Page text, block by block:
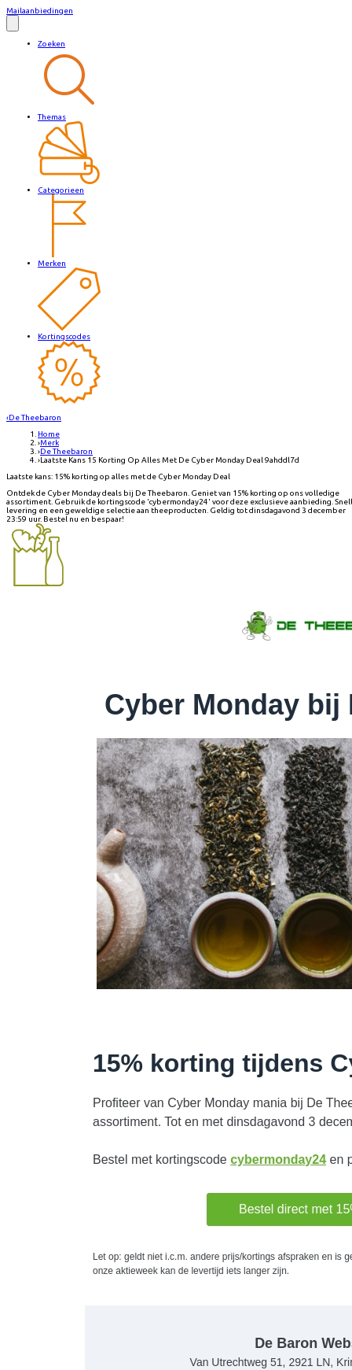
Mailaanbiedingen
Zoeken
Themas
Categorieen
Merken
Kortingscodes
‹De Theebaron
Home
›Merk
›De Theebaron
›Laatste Kans 15 Korting Op Alles Met De Cyber Monday Deal 9ahddl7d
Laatste kans: 15% korting op alles met de Cyber Monday Deal
Ontdek de Cyber Monday deals bij De Theebaron. Geniet van 15% korting op ons volledige
assortiment. Gebruik de kortingscode 'cybermonday24' voor deze exclusieve aanbieding.
levering en een geweldige selectie aan theeproducten. Geldig tot dinsdagavond 3 december
23:59 uur. Bestel nu en bespaar!